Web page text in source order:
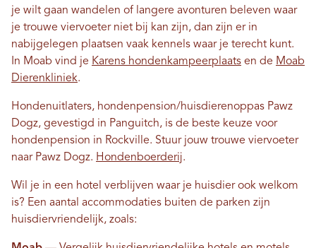
je wilt gaan wandelen of langere avonturen beleven waar
je trouwe viervoeter niet bij kan zijn, dan zijn er in
nabijgelegen plaatsen vaak kennels waar je terecht kunt.
In Moab vind je Karens hondenkampeerplaats en de Moab
Dierenkliniek.
Hondenuitlaters, hondenpension/huisdierenoppas Pawz
Dogz, gevestigd in Panguitch, is de beste keuze voor
hondenpension in Rockville. Stuur jouw trouwe viervoeter
naar Pawz Dogz. Hondenboerderij.
Wil je in een hotel verblijven waar je huisdier ook welkom
is? Een aantal accommodaties buiten de parken zijn
huisdiervriendelijk, zoals: